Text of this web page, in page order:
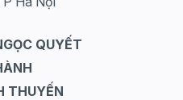
QUYẾT
THUYẾN